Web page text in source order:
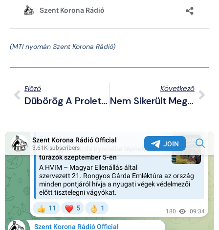
(MTI nyomán Szent Korona Rádió)
Előző
Dübörög A Proletárforradalom: Lemondatná A Tisza A Fideszes Önkormányzatokat
Következő
Nem Sikerült Megbénítani Irán Rakétaarzenálját